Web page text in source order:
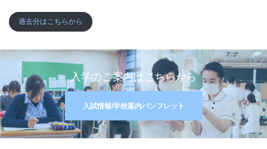
過去分はこちらから
入学のご案内はこちらから
入試情報/学校案内パンフレット